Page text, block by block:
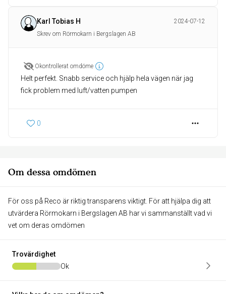
Om dessa omdömen
För oss på Reco är riktig transparens viktigt. För att hjälpa dig att
utvärdera Rörmokarn i Bergslagen AB har vi sammanställt vad vi
vet om deras omdömen
Trovärdighet
Ok
Karl Tobias H
2024-07-12
Skrev om Rörmokarn i Bergslagen AB
Okontrollerat omdöme
Helt perfekt. Snabb service och hjälp hela vägen när jag
fick problem med luft/vatten pumpen
0